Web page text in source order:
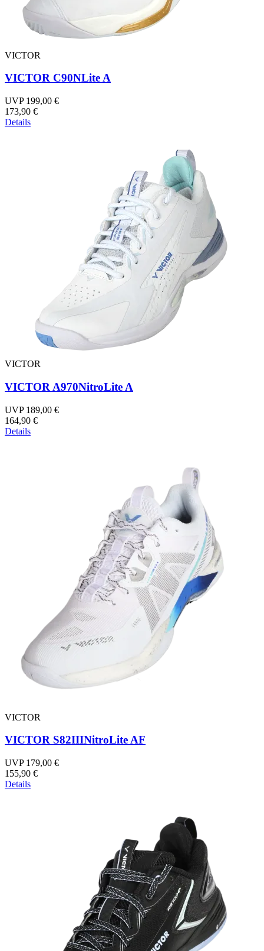
VICTOR
VICTOR C90NLite A
UVP 199,00 €
173,90 €
Details
VICTOR
VICTOR A970NitroLite A
UVP 189,00 €
164,90 €
Details
VICTOR
VICTOR S82IIINitroLite AF
UVP 179,00 €
155,90 €
Details